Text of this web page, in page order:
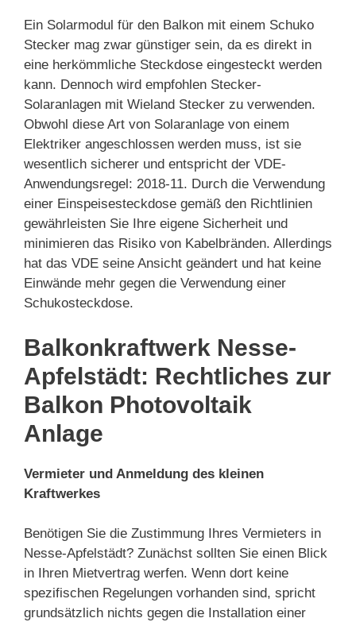
Ein Solarmodul für den Balkon mit einem Schuko
Stecker mag zwar günstiger sein, da es direkt in
eine herkömmliche Steckdose eingesteckt werden
kann. Dennoch wird empfohlen Stecker-
Solaranlagen mit Wieland Stecker zu verwenden.
Obwohl diese Art von Solaranlage von einem
Elektriker angeschlossen werden muss, ist sie
wesentlich sicherer und entspricht der VDE-
Anwendungsregel: 2018-11. Durch die Verwendung
einer Einspeisesteckdose gemäß den Richtlinien
gewährleisten Sie Ihre eigene Sicherheit und
minimieren das Risiko von Kabelbränden. Allerdings
hat das VDE seine Ansicht geändert und hat keine
Einwände mehr gegen die Verwendung einer
Schukosteckdose.
Balkonkraftwerk Nesse-
Apfelstädt: Rechtliches zur
Balkon Photovoltaik
Anlage
Vermieter und Anmeldung des kleinen
Kraftwerkes
Benötigen Sie die Zustimmung Ihres Vermieters in
Nesse-Apfelstädt? Zunächst sollten Sie einen Blick
in Ihren Mietvertrag werfen. Wenn dort keine
spezifischen Regelungen vorhanden sind, spricht
grundsätzlich nichts gegen die Installation einer